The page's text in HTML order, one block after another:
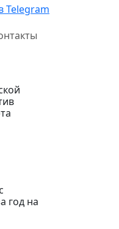
Telegram
год на